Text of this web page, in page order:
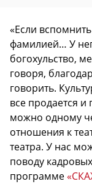
«Если
фамилией… У
богохульство,
говоря,
говорить.
все продается и
можно одному
отношения к
театра. У нас
поводу
программе